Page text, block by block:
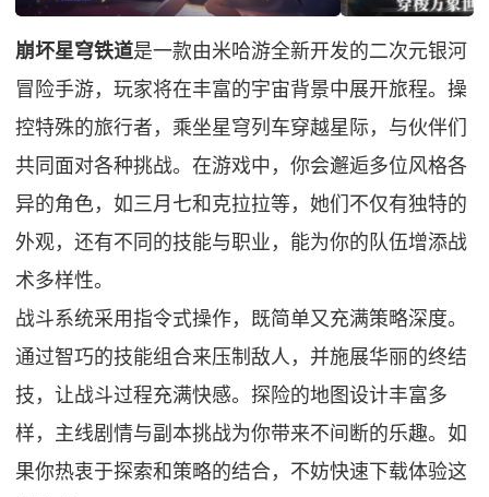
崩坏星穹铁道是一款由米哈游全新开发的二次元银河
冒险手游，玩家将在丰富的宇宙背景中展开旅程。操
控特殊的旅行者，乘坐星穹列车穿越星际，与伙伴们
共同面对各种挑战。在游戏中，你会邂逅多位风格各
异的角色，如三月七和克拉拉等，她们不仅有独特的
外观，还有不同的技能与职业，能为你的队伍增添战
术多样性。
战斗系统采用指令式操作，既简单又充满策略深度。
通过智巧的技能组合来压制敌人，并施展华丽的终结
技，让战斗过程充满快感。探险的地图设计丰富多
样，主线剧情与副本挑战为你带来不间断的乐趣。如
果你热衷于探索和策略的结合，不妨快速下载体验这